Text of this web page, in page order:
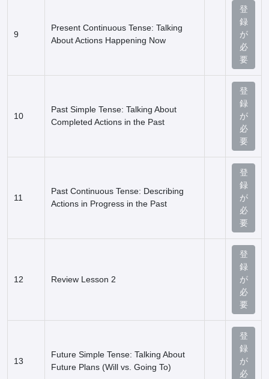
9
Present Continuous Tense: Talking
About Actions Happening Now
登
録
が
必
要
10
Past Simple Tense: Talking About
Completed Actions in the Past
登
録
が
必
要
11
Past Continuous Tense: Describing
Actions in Progress in the Past
登
録
が
必
要
12 Review Lesson 2
登
録
が
必
要
13
Future Simple Tense: Talking About
Future Plans (Will vs. Going To)
登
録
が
必